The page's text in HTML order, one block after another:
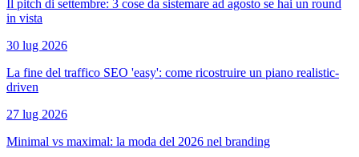
Il pitch di settembre: 3 cose da sistemare ad agosto se hai un round
in vista
30 lug 2026
La fine del traffico SEO 'easy': come ricostruire un piano realistic-
driven
27 lug 2026
Minimal vs maximal: la moda del 2026 nel branding